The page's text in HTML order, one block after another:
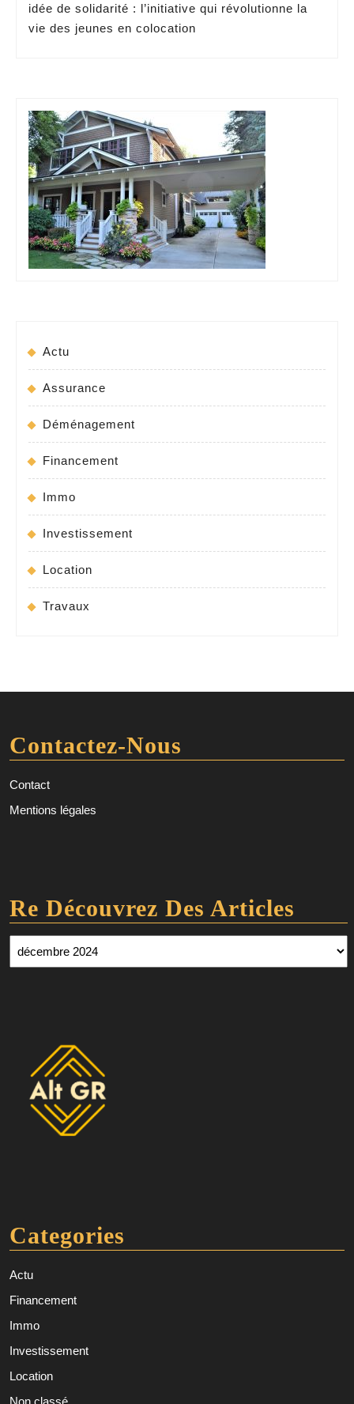
idée de solidarité : l’initiative qui révolutionne la
vie des jeunes en colocation
Actu
Assurance
Déménagement
Financement
Immo
Investissement
Location
Travaux
Contactez-Nous
Contact
Mentions légales
Re Découvrez Des Articles
Categories
Actu
Financement
Immo
Investissement
Location